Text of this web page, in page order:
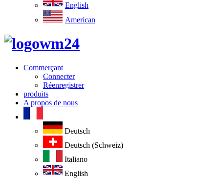
English
American
Commerçant
Connecter
Réenregistrer
produits
A propos de nous
Deutsch
Deutsch (Schweiz)
Italiano
English